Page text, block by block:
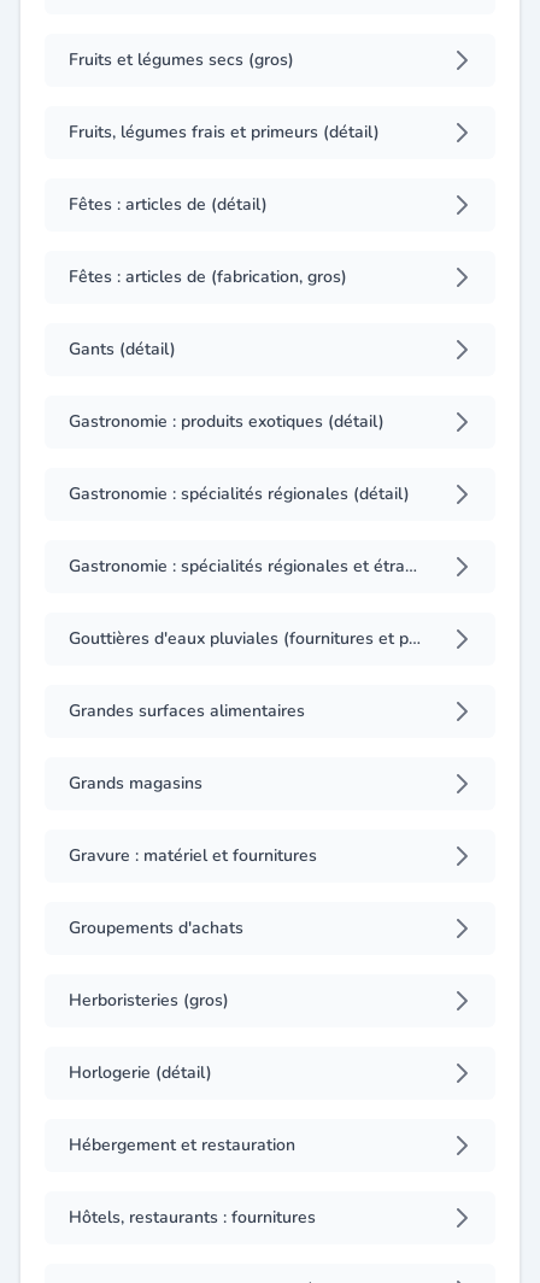
Fruits et légumes secs (gros)
Fruits, légumes frais et primeurs (détail)
Fêtes : articles de (détail)
Fêtes : articles de (fabrication, gros)
Gants (détail)
Gastronomie : produits exotiques (détail)
Gastronomie : spécialités régionales (détail)
Gastronomie : spécialités régionales et étrangères (fabrication, importation)
Gouttières d'eaux pluviales (fournitures et pose)
Grandes surfaces alimentaires
Grands magasins
Gravure : matériel et fournitures
Groupements d'achats
Herboristeries (gros)
Horlogerie (détail)
Hébergement et restauration
Hôtels, restaurants : fournitures